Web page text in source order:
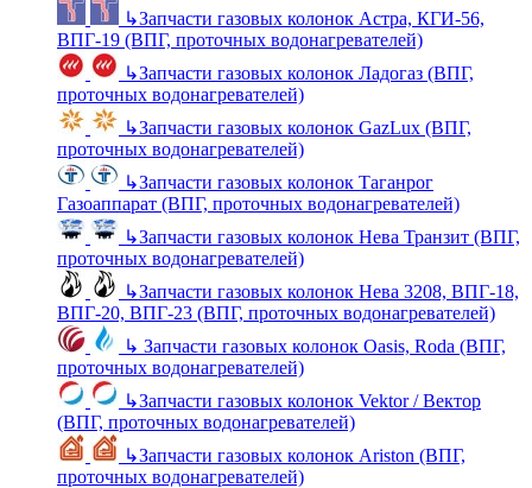
↳Запчасти газовых колонок Астра, КГИ-56,
ВПГ-19 (ВПГ, проточных водонагревателей)
↳Запчасти газовых колонок Ладогаз (ВПГ,
проточных водонагревателей)
↳Запчасти газовых колонок GazLux (ВПГ,
проточных водонагревателей)
↳Запчасти газовых колонок Таганрог
Газоаппарат (ВПГ, проточных водонагревателей)
↳Запчасти газовых колонок Нева Транзит (ВПГ,
проточных водонагревателей)
↳Запчасти газовых колонок Нева 3208, ВПГ-18,
ВПГ-20, ВПГ-23 (ВПГ, проточных водонагревателей)
↳ Запчасти газовых колонок Oasis, Roda (ВПГ,
проточных водонагревателей)
↳Запчасти газовых колонок Vektor / Вектор
(ВПГ, проточных водонагревателей)
↳Запчасти газовых колонок Ariston (ВПГ,
проточных водонагревателей)